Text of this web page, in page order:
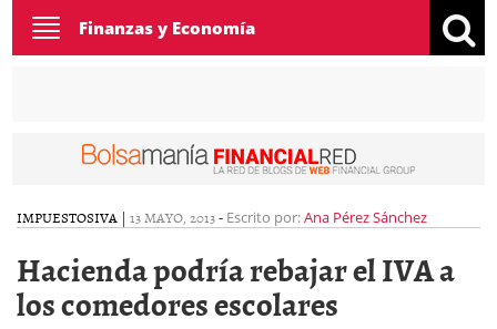
Toggle
navigation
Finanzas y Economía
IMPUESTOSIVA | 13 MAYO, 2013- Escrito por:Ana Pérez Sánchez
Hacienda podría rebajar el IVA a
los comedores escolares